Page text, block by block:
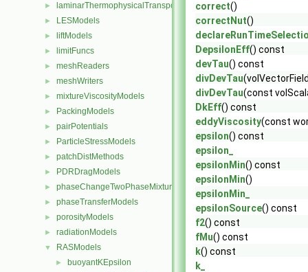
► laminarThermophysicalTransportModels
► LESModels
► liftModels
► limitFuncs
► meshReaders
► meshWriters
► mixtureViscosityModels
► PackingModels
► pairPotentials
► ParticleStressModels
► patchDistMethods
► PDRDragModels
► phaseChangeTwoPhaseMixtures
► phaseTransferModels
► porosityModels
► radiationModels
▼ RASModels
► buoyantKEpsilon
correct()
correctNut()
DepsilonEff() const
devTau() const
divDevTau
divDevTau(const
DkEff() const
eddyViscosity(const
epsilon() const
epsilon_
epsilonMin() const
epsilonMin()
epsilonMin_
epsilonSource() const
f2() const
fMu() const
k() const
k_